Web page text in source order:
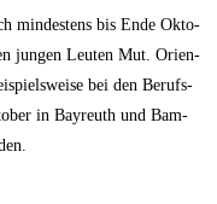
min­des­tens bis Ende Okto­
jun­gen Leu­ten Mut. Ori­en­
bei den Berufs­
in Bay­reuth und Bam­